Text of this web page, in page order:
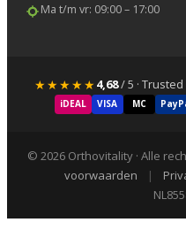
Ma t/m vr: 09:00 – 17:00
★★★★★4,68/ 5 ·
iDEAL VISA MC
© 2026 Orthovitality · Alle
voorwaarden
|